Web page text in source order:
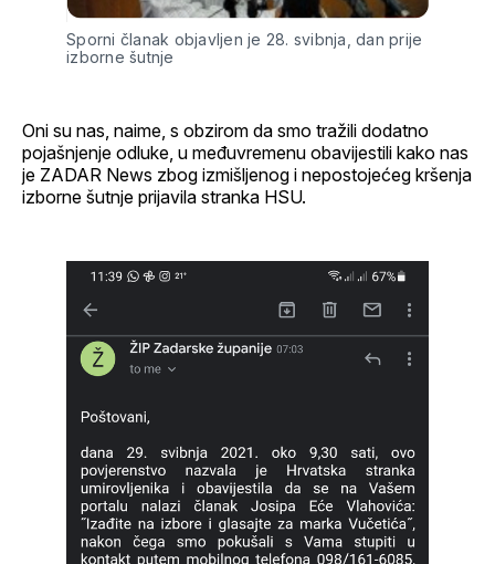
Sporni članak objavljen je 28. svibnja, dan prije
izborne šutnje
Oni su nas, naime, s obzirom da smo tražili dodatno
pojašnjenje odluke, u međuvremenu obavijestili kako nas
je ZADAR News zbog izmišljenog i nepostojećeg kršenja
izborne šutnje prijavila stranka HSU.